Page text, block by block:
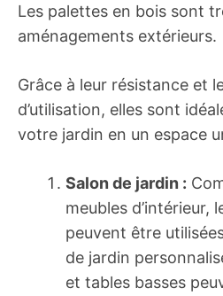
Les palettes en bois sont
aménagements extérieurs.
Grâce à leur résistance et
d’utilisation, elles sont
votre jardin en un espace
Salon de jardin :
meubles d’intérieur,
peuvent être
de jardin
et tables basses